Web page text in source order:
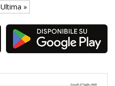
Ultima »